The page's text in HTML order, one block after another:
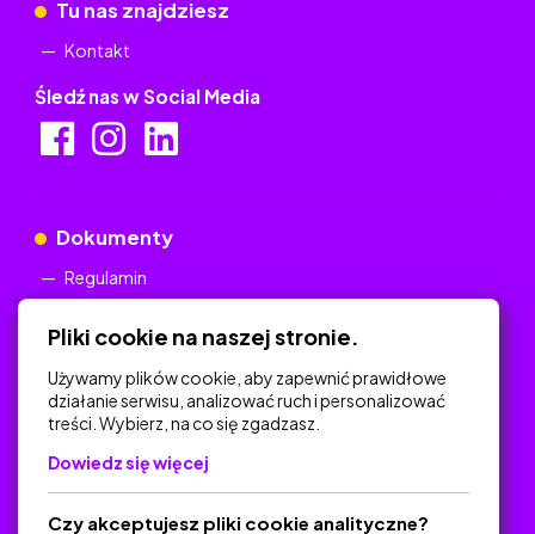
Tu nas znajdziesz
Kontakt
Śledź nas w Social Media
Dokumenty
Regulamin
Na skróty
Polityka Prywatności
Regulamin
Pliki cookie na naszej stronie.
Używamy plików cookie, aby zapewnić prawidłowe
działanie serwisu, analizować ruch i personalizować
treści. Wybierz, na co się zgadzasz.
Dowiedz się więcej
Czy akceptujesz pliki cookie analityczne?